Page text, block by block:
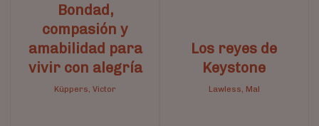
Bondad,
compasión y
amabilidad para
vivir con alegría
Küppers, Victor
Los reyes de
Keystone
Lawless, Mal